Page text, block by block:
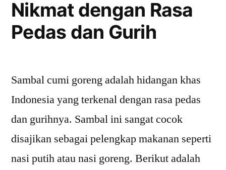
Nikmat dengan Rasa
Pedas dan Gurih
Sambal cumi goreng adalah hidangan khas
Indonesia yang terkenal dengan rasa pedas
dan gurihnya. Sambal ini sangat cocok
disajikan sebagai pelengkap makanan seperti
nasi putih atau nasi goreng. Berikut adalah